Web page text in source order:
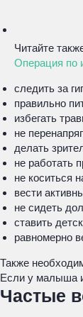
Читайте
Операция по
следить за
правильно
избегать
не
делать
не работать
не коситься
вести
не сидеть
ставить
равномерно
Также
Если у малыша
Частые